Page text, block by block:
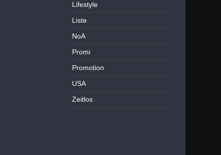
Lifestyle
Liste
NoA
Promi
Promotion
USA
Zeitlos